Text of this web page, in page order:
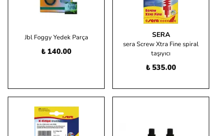
Jbl Foggy Yedek Parça
₺ 140.00
SERA
sera Screw Xtra Fine spiral
taşıyıcı
₺ 535.00